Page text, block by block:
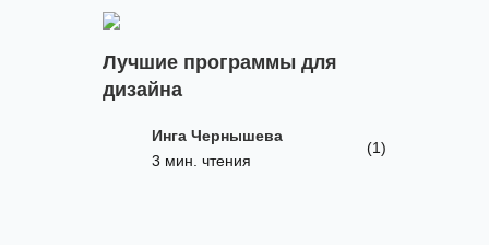
Лучшие программы для
дизайна
Инга Чернышева
3 мин. чтения
(1)